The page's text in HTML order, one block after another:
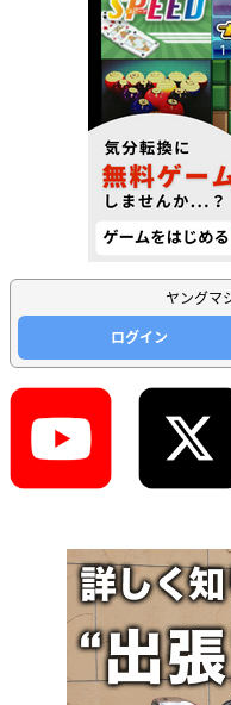
ヤングマ
ログイン